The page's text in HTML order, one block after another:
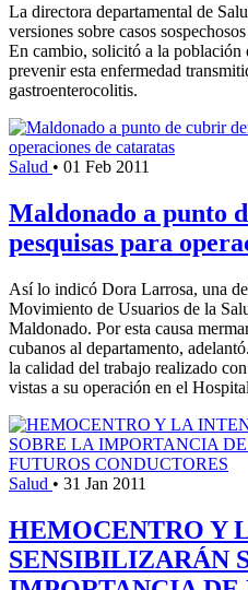
La directora departamental de
versiones sobre casos
En cambio, solicitó a la población
prevenir esta enfermedad
gastroenterocolitis.
Salud • 01 Feb 2011
Maldonado a punto
pesquisas para
Así lo indicó Dora Larrosa, una de
Movimiento de Usuarios de la
Maldonado. Por esta causa
cubanos al departamento,
la calidad del trabajo realizado
vistas a su operación en el
Salud • 31 Jan 2011
HEMOCENTRO Y
SENSIBILIZARÁN